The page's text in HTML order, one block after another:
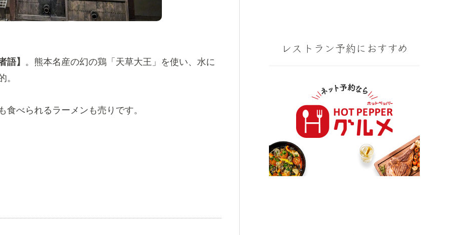
語】 。熊本名産の幻の鶏「天草大王」を使い、水に
。
べられるラーメンも売りです。
レストラン予約におすすめ